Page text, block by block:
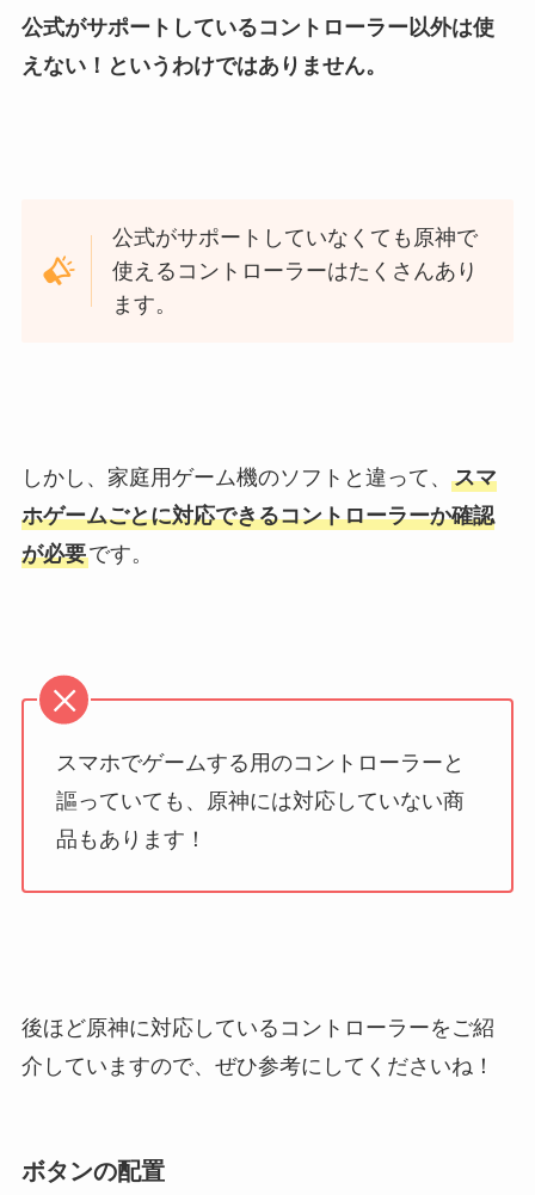
公式がサポートしているコントローラー以外は使
えない！というわけではありません。
公式がサポートしていなくても原神で
使えるコントローラーはたくさんあり
ます。
しかし、家庭用ゲーム機のソフトと違って、 スマ
ホゲームごとに対応できるコントローラーか確認
が必要です。
スマホでゲームする用のコントローラーと
謳っていても、原神には対応していない商
品もあります！
後ほど原神に対応しているコントローラーをご紹
介していますので、ぜひ参考にしてくださいね！
ボタンの配置